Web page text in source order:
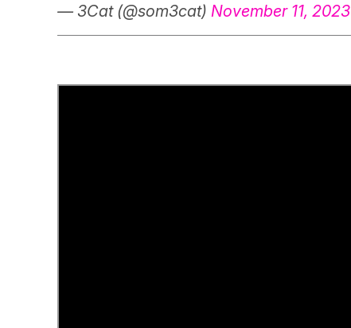
— 3Cat (@som3cat) November 11, 2023